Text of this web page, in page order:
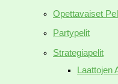
Opettavaiset
Partypelit
Strategiapelit
Laattojen